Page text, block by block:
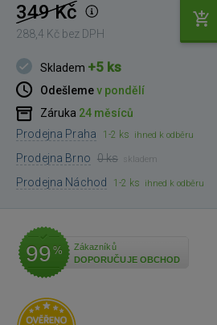
349 Kč
288,4 Kč bez DPH
Skladem +5 ks
Odešlemev pondělí
Záruka 24 měsíců
Prodejna Praha
1-2 ks ihned k odběru
Prodejna Brno 0 ks skladem
Prodejna Náchod 1-2 ks ihned k odběru
99 %
Zákazníků
DOPORUČUJE OBCHOD